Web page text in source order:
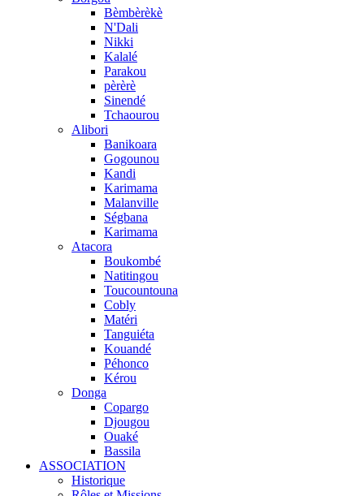
Bèmbèrèkè
N'Dali
Nikki
Kalalé
Parakou
pèrèrè
Sinendé
Tchaourou
Alibori
Banikoara
Gogounou
Kandi
Karimama
Malanville
Ségbana
Karimama
Atacora
Boukombé
Natitingou
Toucountouna
Cobly
Matéri
Tanguiéta
Kouandé
Péhonco
Kérou
Donga
Copargo
Djougou
Ouaké
Bassila
ASSOCIATION
Historique